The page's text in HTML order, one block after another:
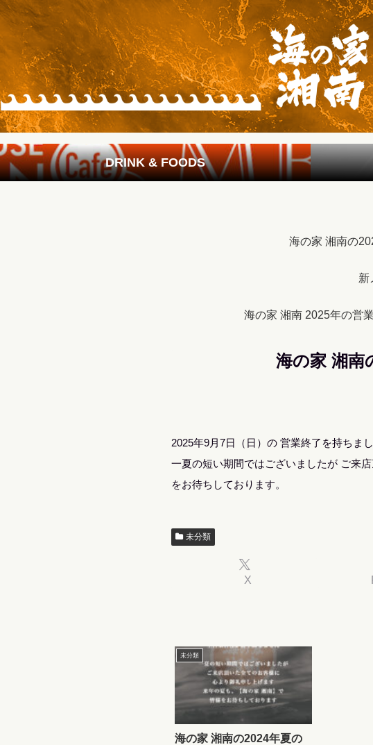
DRINK & FOODS
海の家 湘南の
新
海の家 湘南 2025年の営
海の家 湘南
2025年9月7日（日）の 営業終了を持ちま
一夏の短い期間ではございましたが ご来
をお待ちしております。
未分類
X
未分類
海の家 湘南の2024年夏の